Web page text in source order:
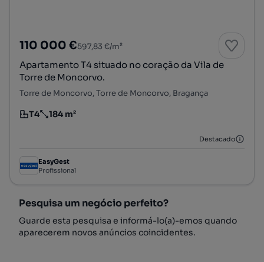
110 000 €597,83 €/m²
Apartamento T4 situado no coração da Vila de
Torre de Moncorvo.
Torre de Moncorvo, Torre de Moncorvo, Bragança
Tipologia
T4
Preço por metro quadrado
184 m²
Destacado
EasyGest
Profissional
Pesquisa um negócio perfeito?
Guarde esta pesquisa e informá-lo(a)-emos quando
aparecerem novos anúncios coincidentes.